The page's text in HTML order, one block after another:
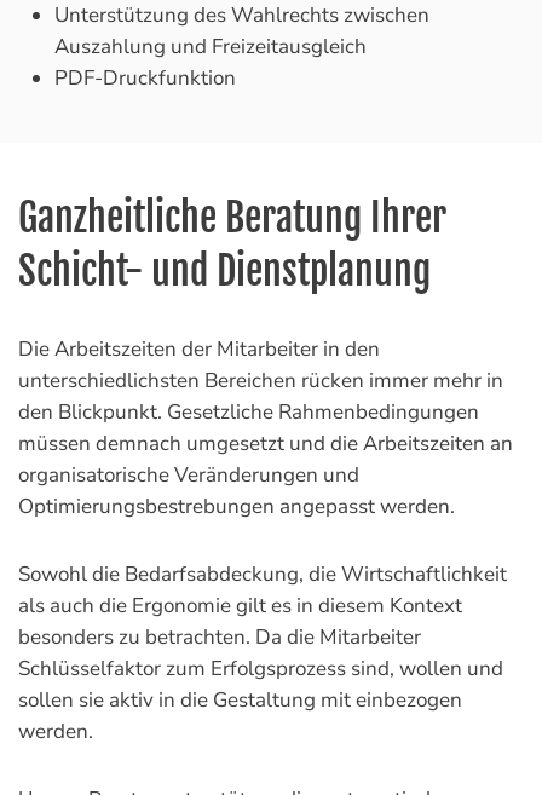
Unterstützung des Wahlrechts zwischen
Auszahlung und Freizeitausgleich
PDF-Druckfunktion
Ganzheitliche Beratung Ihrer
Schicht- und Dienstplanung
Die Arbeitszeiten der Mitarbeiter in den
unterschiedlichsten Bereichen rücken immer mehr in
den Blickpunkt. Gesetzliche Rahmenbedingungen
müssen demnach umgesetzt und die Arbeitszeiten an
organisatorische Veränderungen und
Optimierungsbestrebungen angepasst werden.
Sowohl die Bedarfsabdeckung, die Wirtschaftlichkeit
als auch die Ergonomie gilt es in diesem Kontext
besonders zu betrachten. Da die Mitarbeiter
Schlüsselfaktor zum Erfolgsprozess sind, wollen und
sollen sie aktiv in die Gestaltung mit einbezogen
werden.